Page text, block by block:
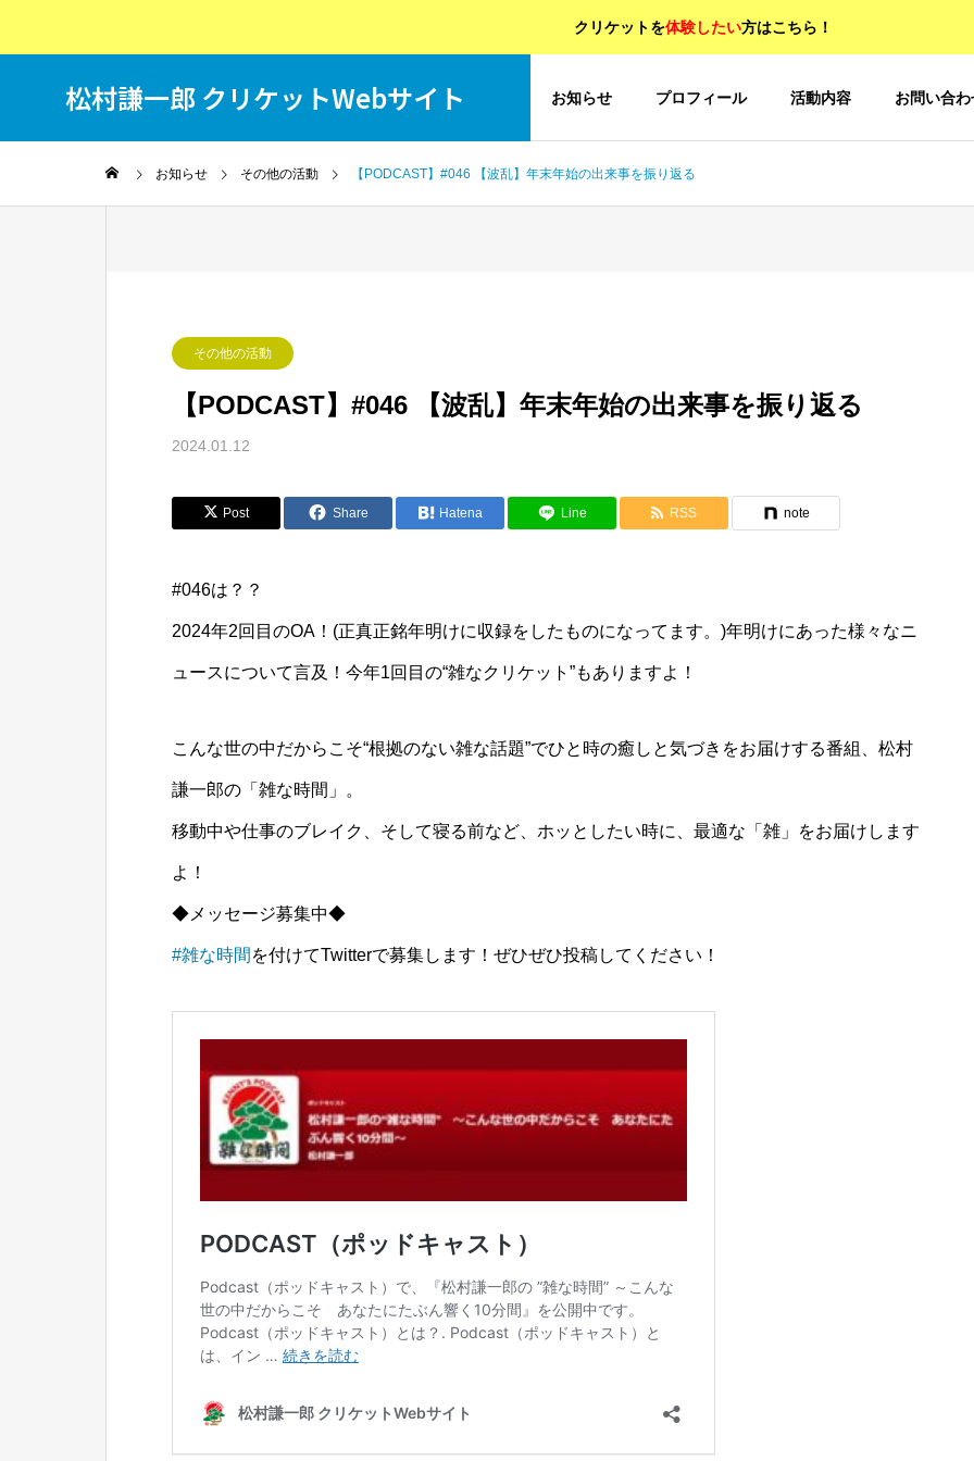
クリケットを体験したい方はこちら！
松村謙一郎 クリケットWebサイト お知らせ プロフィール 活動内容 お問い合わ
お知らせ その他の活動 【PODCAST】#046 【波乱】年末年始の出来事を振り返る
その他の活動
【PODCAST】#046 【波乱】年末年始の出来事を振り返る
2024.01.12
Post Share Hatena Line RSS note
#046は？？
2024年2回目のOA！(正真正銘年明けに収録をしたものになってます。)年明けにあった様々なニ
ュースについて言及！今年1回目の“雑なクリケット”もありますよ！
こんな世の中だからこそ“根拠のない雑な話題”でひと時の癒しと気づきをお届けする番組、松村
謙一郎の「雑な時間」。
移動中や仕事のブレイク、そして寝る前など、ホッとしたい時に、最適な「雑」をお届けします
よ！
◆メッセージ募集中◆
#雑な時間 を付けてTwitterで募集します！ぜひぜひ投稿してください！